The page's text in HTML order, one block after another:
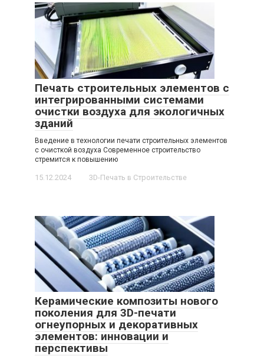
Печать строительных элементов с
интегрированными системами
очистки воздуха для экологичных
зданий
Введение в технологии печати строительных элементов
с очисткой воздуха Современное строительство
стремится к повышению
15.12.2024 3D-Печать в Строительстве
Керамические композиты нового
поколения для 3D-печати
огнеупорных и декоративных
элементов: инновации и
перспективы